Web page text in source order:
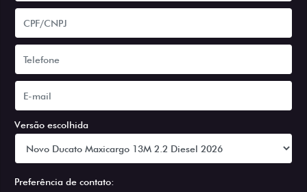
Versão escolhida
Preferência de contato: